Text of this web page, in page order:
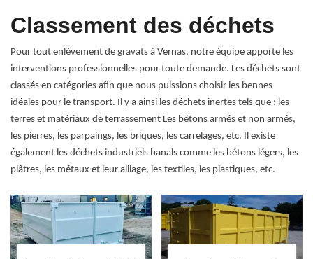
Classement des déchets
Pour tout enlèvement de gravats à Vernas, notre équipe apporte les
interventions professionnelles pour toute demande. Les déchets sont
classés en catégories afin que nous puissions choisir les bennes
idéales pour le transport. Il y a ainsi les déchets inertes tels que : les
terres et matériaux de terrassement Les bétons armés et non armés,
les pierres, les parpaings, les briques, les carrelages, etc. Il existe
également les déchets industriels banals comme les bétons légers, les
plâtres, les métaux et leur alliage, les textiles, les plastiques, etc.